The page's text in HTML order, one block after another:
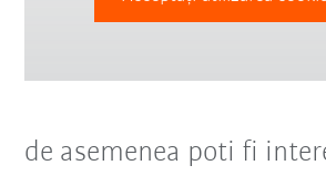
de asemenea poti fi